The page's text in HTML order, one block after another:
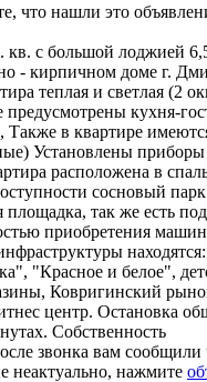
что нашли это
кв. с большой лоджией
- кирпичном доме г.
теплая и светлая (2
предусмотрены кухня-
Также в квартире
Установлены приборы
расположена в
сосновый
площадка, так же есть
приобретения
"Красное и белое",
Ковригинский
центр. Остановка
Собственность
звонка вам сообщили
неактуально, нажмите